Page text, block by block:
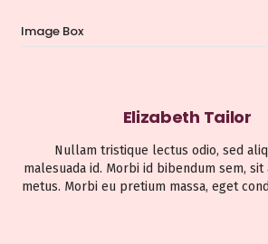
Image Box
Elizabeth Tailor
Nullam tristique lectus odio, sed
malesuada id. Morbi id bibendum sem, sit
metus. Morbi eu pretium massa, eget